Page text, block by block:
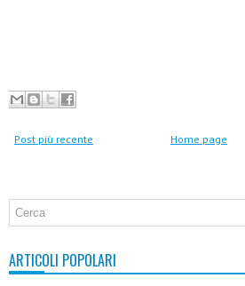
Post più recente Home page
ARTICOLI POPOLARI